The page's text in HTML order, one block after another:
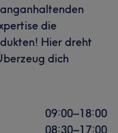
die
Hier dreht
dich
09:00–18:00
08:30–17:00